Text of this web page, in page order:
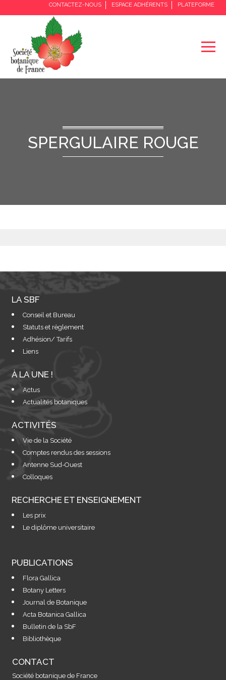
CONTACTEZ-NOUS ESPACE ADHÉRENTS PLATEFORME
SPERGULAIRE ROUGE
LA SBF
Conseil et Bureau
Statuts et règlement
Adhésion/ Tarifs
Liens
À LA UNE !
Actus
Actualités botaniques
ACTIVITÉS
Vie de la Société
Comptes rendus des sessions
Antenne Sud-Ouest
Colloques
RECHERCHE ET ENSEIGNEMENT
Les prix
Le diplôme universitaire
PUBLICATIONS
Flora Gallica
Botany Letters
Journal de Botanique
Acta Botanica Gallica
Bulletin de la SbF
Bibliothèque
CONTACT
Société botanique de France